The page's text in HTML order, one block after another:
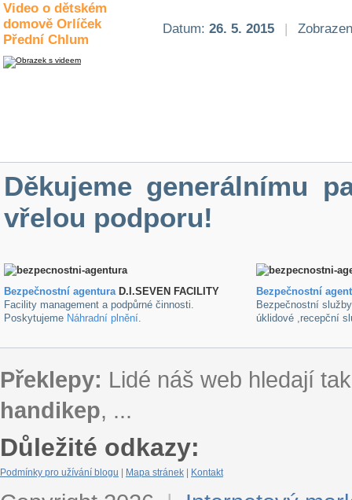
Video o dětském
domově Orlíček
Přední Chlum
Datum: 26. 5. 2015 |
Děkujeme generálnímu
vřelou podporu!
Bezpečnostní agenturaD.I.SEVEN FACILITY
Facility management a podpůrné činnosti.
Poskytujeme Náhradní plnění.
Bezpečnostní
Bezpečnostní
úklidové ,recepční
Překlepy: Lidé náš web hledají
handikep, ...
Důležité odkazy:
Podmínky pro užívání blogu Mapa stránek Kontakt